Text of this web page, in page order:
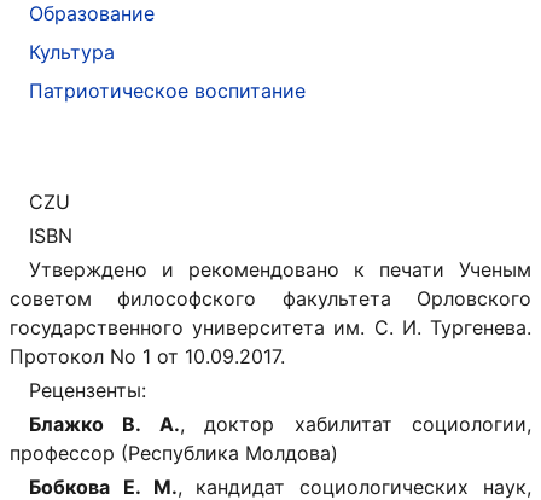
Образование
Культура
Патриотическое воспитание
CZU
ISBN
Утверждено и рекомендовано к печати Ученым
советом философского факультета Орловского
государственного университета им. С. И. Тургенева.
Протокол No 1 от 10.09.2017.
Рецензенты:
Блажко В. А., доктор хабилитат социологии,
профессор (Республика Молдова)
Бобкова Е. М., кандидат социологических наук,